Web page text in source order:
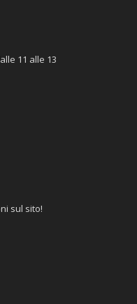
11 alle 13
sul sito!